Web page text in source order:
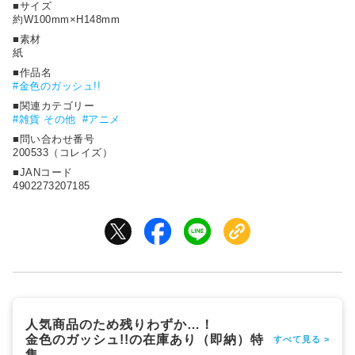
■サイズ
約W100mm×H148mm
■素材
紙
■作品名
#金色のガッシュ!!
■関連カテゴリー
#雑貨 その他 #アニメ
■問い合わせ番号
200533（コレイズ）
■JANコード
4902273207185
人気商品のため残りわずか…！
金色のガッシュ!!の在庫あり（即納）特
すべて見る >